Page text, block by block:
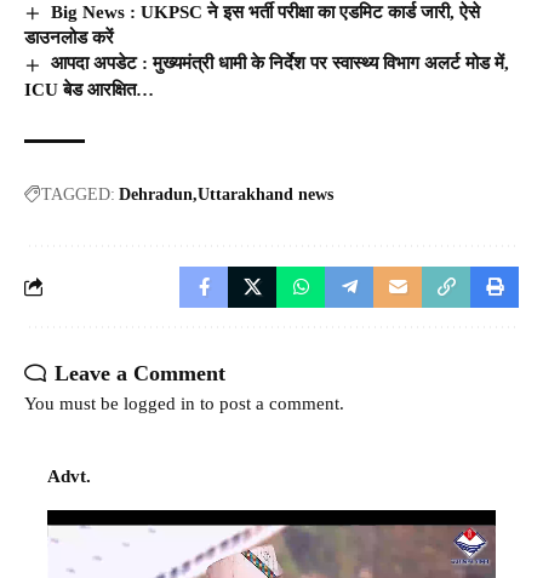
Big News : UKPSC ने इस भर्ती परीक्षा का एडमिट कार्ड जारी, ऐसे
डाउनलोड करें
आपदा अपडेट : मुख्यमंत्री धामी के निर्देश पर स्वास्थ्य विभाग अलर्ट मोड में,
ICU बेड आरक्षित…
TAGGED: Dehradun Uttarakhand news
Leave a Comment
You must be logged in to post a comment.
Advt.
Video